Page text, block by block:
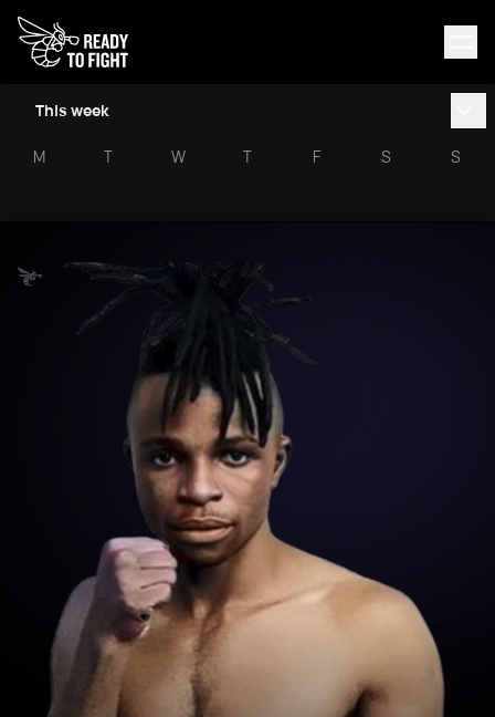
This week
M T W T F S S